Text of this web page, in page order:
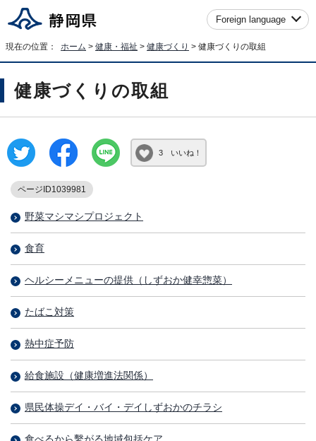
Foreign language
現在の位置： ホーム > 健康・福祉 > 健康づくり > 健康づくりの取組
健康づくりの取組
3 いいね！
ページID1039981
野菜マシマシプロジェクト
食育
ヘルシーメニューの提供（しずおか健幸惣菜）
たばこ対策
熱中症予防
給食施設（健康増進法関係）
県民体操デイ・バイ・デイしずおかのチラシ